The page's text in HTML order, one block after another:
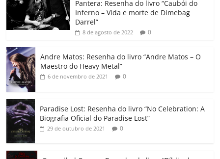
o
k
p a
ss
ro
o
k h
ar
Pantera: Resenha do livro “Caubói do
Inferno – Vida e morte de Dimebag
Darrel”
8 de agosto de 2022 0
Andre Matos: Resenha do livro “Andre Matos – O
Maestro do Heavy Metal”
6 de novembro de 2021 0
Paradise Lost: Resenha do livro “No Celebration: A
Biografia Oficial do Paradise Lost”
29 de outubro de 2021 0